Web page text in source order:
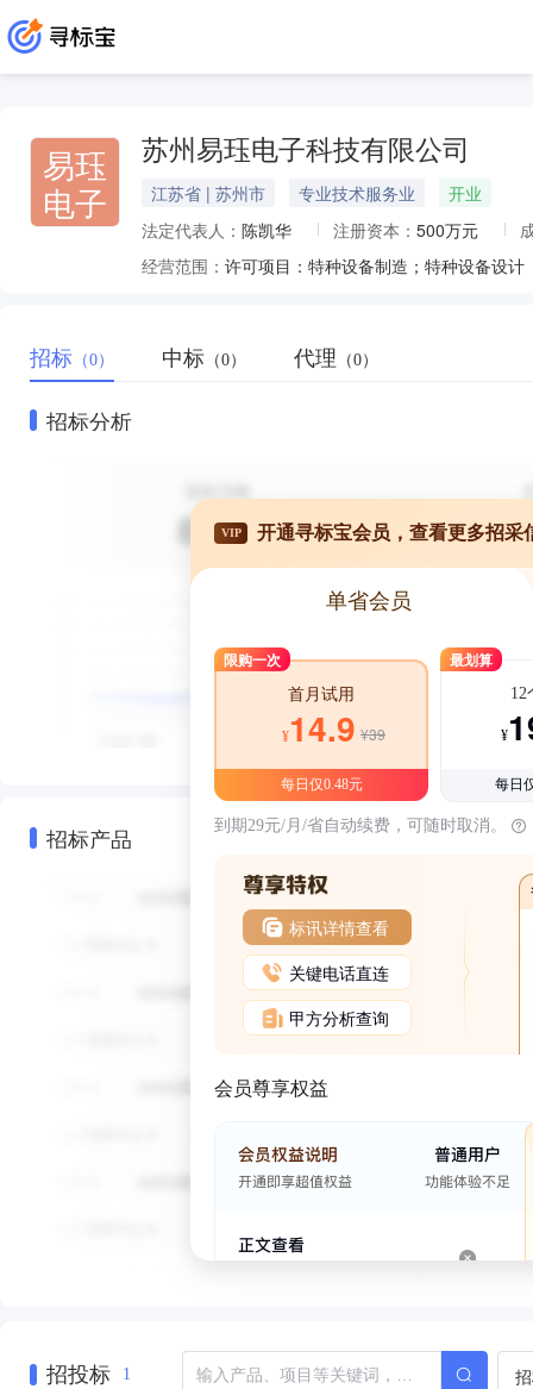
易珏
电子
苏州易珏电子科技有限公司
江苏省 | 苏州市 专业技术服务业
开业
法定代表人： 陈凯华 注册资本： 500万元
经营范围：
招标 （0） 中标 （0） 代理 （0）
招标分析
招标产品
VIP 开通寻标宝会员，查看更多招采
单省会员
限购一次
首月试用
¥14.9 ¥39
每日仅0.48元
最划算
12
¥
每日
到期29元/月/省自动续费，可随时取消。
标讯详情查看
关键电话直连
甲方分析查询
会员尊享权益
招投标 1